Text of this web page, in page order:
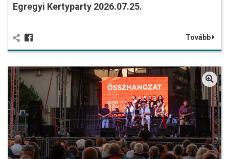
Egregyi Kertyparty 2026.07.25.
Tovább